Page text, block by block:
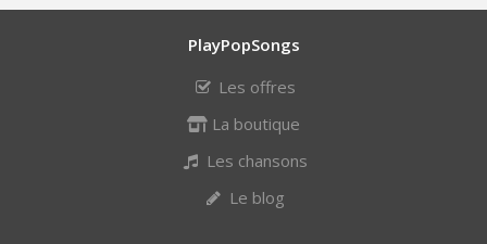
PlayPopSongs
Les offres
La boutique
Les chansons
Le blog